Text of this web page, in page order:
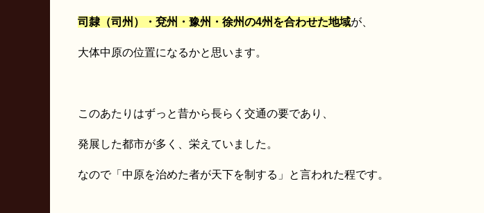
司隸（司州）・兗州・豫州・徐州の4州を合わせた地域が、
大体中原の位置になるかと思います。
このあたりはずっと昔から長らく交通の要であり、
発展した都市が多く、栄えていました。
なので「中原を治めた者が天下を制する」と言われた程です。